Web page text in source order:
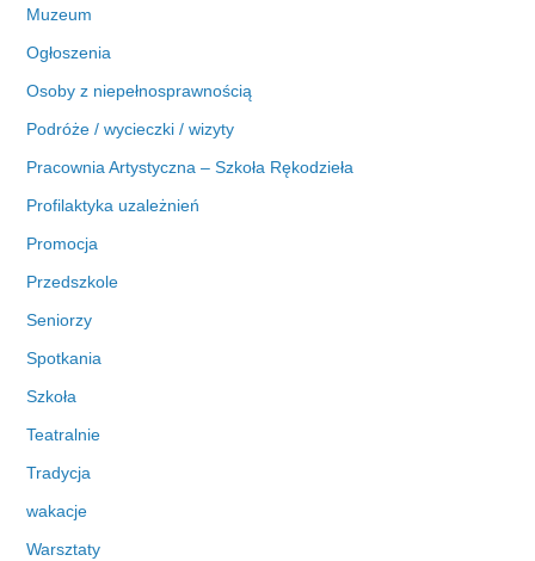
Muzeum
Ogłoszenia
Osoby z niepełnosprawnością
Podróże / wycieczki / wizyty
Pracownia Artystyczna – Szkoła Rękodzieła
Profilaktyka uzależnień
Promocja
Przedszkole
Seniorzy
Spotkania
Szkoła
Teatralnie
Tradycja
wakacje
Warsztaty